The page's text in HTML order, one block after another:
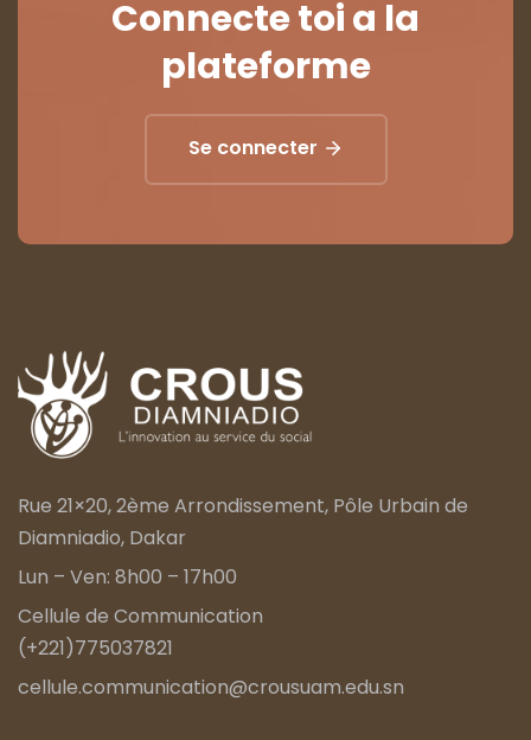
Connecte toi a la
plateforme
Se connecter
Rue 21×20, 2ème Arrondissement, Pôle Urbain de
Diamniadio, Dakar
Lun – Ven: 8h00 – 17h00
Cellule de Communication
(+221)775037821
cellule.communication@crousuam.edu.sn